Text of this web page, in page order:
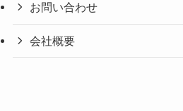
お問い合わせ
会社概要